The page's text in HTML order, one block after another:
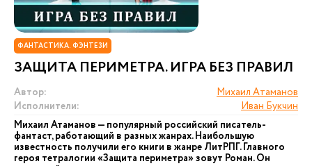
ФАНТАСТИКА. ФЭНТЕЗИ
ЗАЩИТА ПЕРИМЕТРА. ИГРА БЕЗ ПРАВИЛ
Автор:
Михаил Атаманов
Исполнители:
Иван Букчин
Михаил Атаманов — популярный российский писатель-
фантаст, работающий в разных жанрах. Наибольшую
известность получили его книги в жанре ЛитРПГ. Главного
героя тетралогии «Защита периметра» зовут Роман. Он